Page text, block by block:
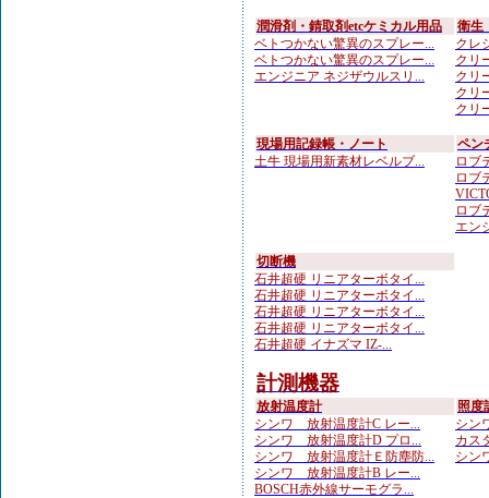
潤滑剤・錆取剤etcケミカル用品
ベトつかない驚異のスプレー...
ベトつかない驚異のスプレー...
エンジニア ネジザウルスリ...
衛生
クレ
クリ
クリ
クリ
クリ
現場用記録帳・ノート
土牛 現場用新素材レベルブ...
ペン
ロブ
ロブ
ロブ
エン
切断機
石井超硬 リニアターボタイ...
石井超硬 リニアターボタイ...
石井超硬 リニアターボタイ...
石井超硬 リニアターボタイ...
石井超硬 イナズマ IZ-...
計測機器
放射温度計
シンワ 放射温度計C レー...
シンワ 放射温度計D プロ...
シンワ 放射温度計Ｅ防塵防...
シンワ 放射温度計B レー...
BOSCH赤外線サーモグラ...
照度
シン
カス
シン